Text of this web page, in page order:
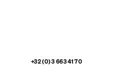
+32 (0) 3 663 41 70